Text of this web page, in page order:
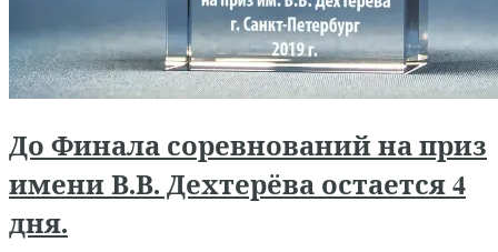
До Финала соревнований на приз
имени В.В. Дехтерёва остается 4
дня.